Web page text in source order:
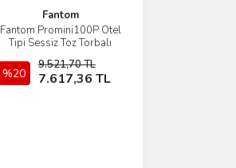
Fantom
Fantom Promini100P Otel
Tipi Sessiz Toz Torbalı
Süpürge
%20
9.521,70 TL
7.617,36 TL
İncele
Stokta Yok